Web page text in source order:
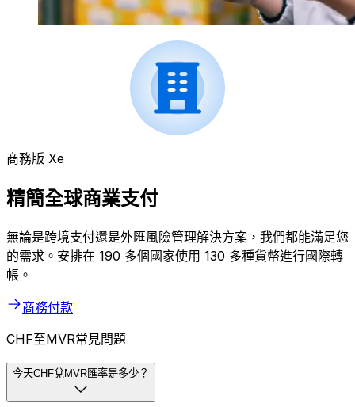
商務版 Xe
精簡全球商業支付
無論是跨境支付還是外匯風險管理解決方案，我們都能滿足您
的需求。安排在 190 多個國家使用 130 多種貨幣進行國際轉
帳。
商務付款
CHF至MVR常見問題
今天CHF兌MVR匯率是多少？